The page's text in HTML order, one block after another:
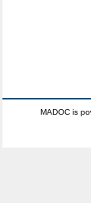
MADOC is